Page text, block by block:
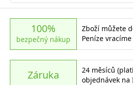
100%
bezpečný nákup
Zboží můžete
Peníze
Záruka
24 měsíců
objednávek na